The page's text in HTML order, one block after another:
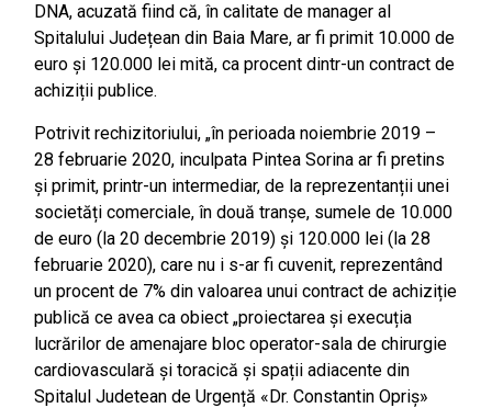
DNA, acuzată fiind că, în calitate de manager al
Spitalului Județean din Baia Mare, ar fi primit 10.000 de
euro și 120.000 lei mită, ca procent dintr-un contract de
achiziții publice.
Potrivit rechizitoriului, „în perioada noiembrie 2019 –
28 februarie 2020, inculpata Pintea Sorina ar fi pretins
și primit, printr-un intermediar, de la reprezentanții unei
societăți comerciale, în două tranșe, sumele de 10.000
de euro (la 20 decembrie 2019) și 120.000 lei (la 28
februarie 2020), care nu i s-ar fi cuvenit, reprezentând
un procent de 7% din valoarea unui contract de achiziție
publică ce avea ca obiect „proiectarea și execuția
lucrărilor de amenajare bloc operator-sala de chirurgie
cardiovasculară și toracică și spații adiacente din
Spitalul Judetean de Urgență «Dr. Constantin Opriș»